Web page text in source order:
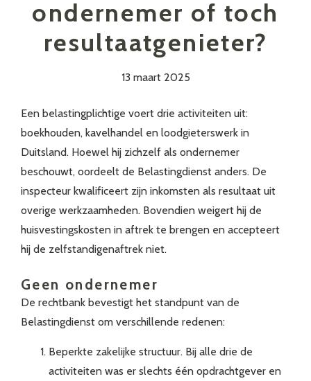
ondernemer of toch
resultaatgenieter?
13 maart 2025
Een belastingplichtige voert drie activiteiten uit:
boekhouden, kavelhandel en loodgieterswerk in
Duitsland. Hoewel hij zichzelf als ondernemer
beschouwt, oordeelt de Belastingdienst anders. De
inspecteur kwalificeert zijn inkomsten als resultaat uit
overige werkzaamheden. Bovendien weigert hij de
huisvestingskosten in aftrek te brengen en accepteert
hij de zelfstandigenaftrek niet.
Geen ondernemer
De rechtbank bevestigt het standpunt van de
Belastingdienst om verschillende redenen:
Beperkte zakelijke structuur. Bij alle drie de
activiteiten was er slechts één opdrachtgever en